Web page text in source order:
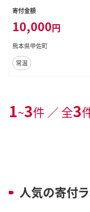
ーキー あか牛サラミ あか
ーキー 詰め合わせセット
つまみ 珍味 おすすめ 熊
寄付金額
10,000円
熊本県甲佐町
常温
1~3件 ／ 全3
人気の寄付